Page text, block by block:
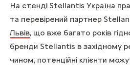
На стенді Stellantis Україна
та перевірений партнер
Львів, що вже багато років
бренди Stellantis в західному
чином, потенційні клієнти